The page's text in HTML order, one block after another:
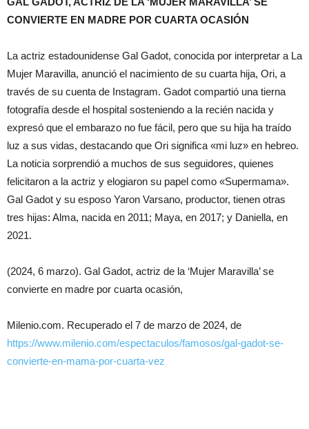
CONVIERTE EN MADRE POR CUARTA OCASIÓN
La actriz estadounidense Gal Gadot, conocida por interpretar a La
Mujer Maravilla, anunció el nacimiento de su cuarta hija, Ori, a
través de su cuenta de Instagram. Gadot compartió una tierna
fotografía desde el hospital sosteniendo a la recién nacida y
expresó que el embarazo no fue fácil, pero que su hija ha traído
luz a sus vidas, destacando que Ori significa «mi luz» en hebreo.
La noticia sorprendió a muchos de sus seguidores, quienes
felicitaron a la actriz y elogiaron su papel como «Supermama».
Gal Gadot y su esposo Yaron Varsano, productor, tienen otras
tres hijas: Alma, nacida en 2011; Maya, en 2017; y Daniella, en
2021.
(2024, 6 marzo). Gal Gadot, actriz de la ‘Mujer Maravilla’ se
convierte en madre por cuarta ocasión,
Milenio.com. Recuperado el 7 de marzo de 2024, de
https://www.milenio.com/espectaculos/famosos/gal-gadot-se-
convierte-en-mama-por-cuarta-vez